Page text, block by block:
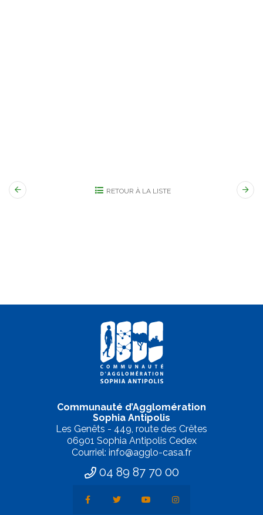
RETOUR À LA LISTE
Communauté d’Agglomération
Sophia Antipolis
Les Genêts - 449, route des Crêtes
06901 Sophia Antipolis Cedex
Courriel: info@agglo-casa.fr
04 89 87 70 00